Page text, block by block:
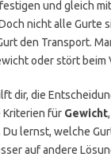
und gleich
nicht alle Gurte
den Transport.
oder stört beim
dir, die
Kriterien für Gewicht,
Du lernst, welche
auf andere